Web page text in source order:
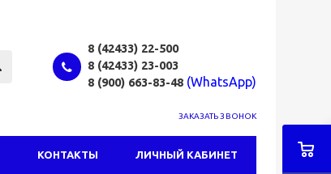
8 (42433) 22-500
8 (42433) 23-003
8 (900) 663-83-48 (WhatsApp)
ЗАКАЗАТЬ ЗВОНОК
КОНТАКТЫ ЛИЧНЫЙ КАБИНЕТ